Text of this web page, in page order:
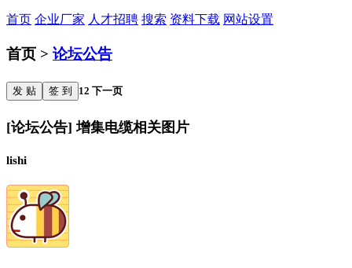
首页 企业厂家 人才招聘 搜索 资料下载 网站设置
首页 > 论坛公告
发 贴 签 到 12 下一页
[论坛公告] 增集电缆相关图片
lishi